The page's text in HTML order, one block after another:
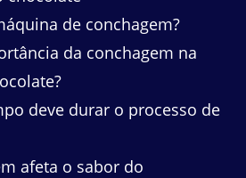
de conchagem?
da conchagem na
deve durar o processo de
afeta o sabor do